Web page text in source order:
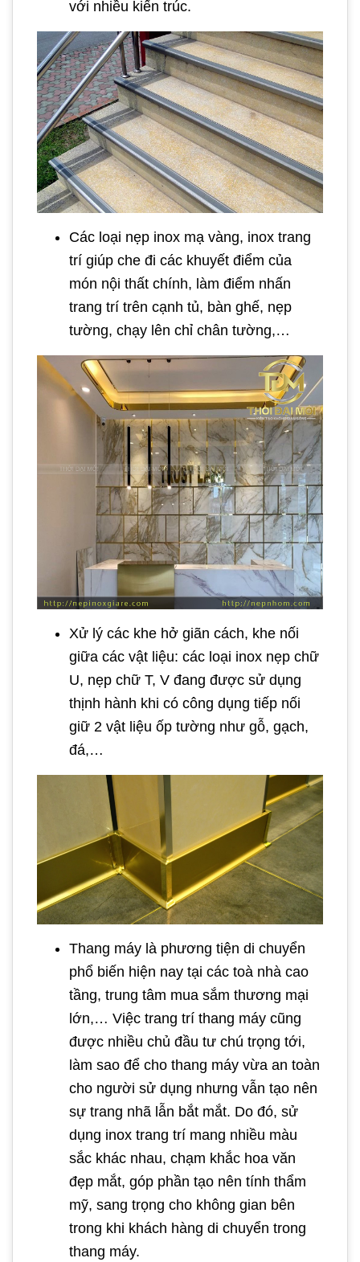
với nhiều kiến trúc.
Các loại nẹp inox mạ vàng, inox trang
trí giúp che đi các khuyết điểm của
món nội thất chính, làm điểm nhấn
trang trí trên cạnh tủ, bàn ghế, nẹp
tường, chạy lên chỉ chân tường,…
Xử lý các khe hở giãn cách, khe nối
giữa các vật liệu: các loại inox nẹp chữ
U, nẹp chữ T, V đang được sử dụng
thịnh hành khi có công dụng tiếp nối
giữ 2 vật liệu ốp tường như gỗ, gạch,
đá,…
Thang máy là phương tiện di chuyển
phổ biến hiện nay tại các toà nhà cao
tầng, trung tâm mua sắm thương mại
lớn,… Việc trang trí thang máy cũng
được nhiều chủ đầu tư chú trọng tới,
làm sao để cho thang máy vừa an toàn
cho người sử dụng nhưng vẫn tạo nên
sự trang nhã lẫn bắt mắt. Do đó, sử
dụng inox trang trí mang nhiều màu
sắc khác nhau, chạm khắc hoa văn
đẹp mắt, góp phần tạo nên tính thẩm
mỹ, sang trọng cho không gian bên
trong khi khách hàng di chuyển trong
thang máy.